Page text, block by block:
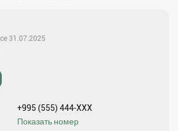
31.07.2025
+995 (555) 444-XXX
Показать номер